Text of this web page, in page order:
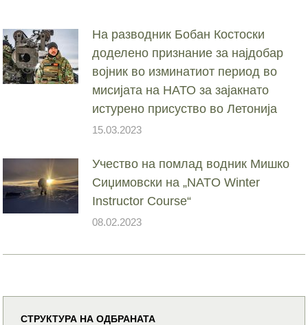
На разводник Бобан Костоски
доделено признание за најдобар
војник во изминатиот период во
мисијата на НАТО за зајакнато
истурено присуство во Летонија
15.03.2023
Учество на помлад водник Мишко
Сиџимовски на „NATO Winter
Instructor Course“
08.02.2023
СТРУКТУРА НА ОДБРАНАТА